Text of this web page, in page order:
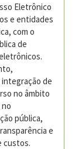
Eletrônico
e entidades
com o
de
de
no âmbito
pública,
e
custos.